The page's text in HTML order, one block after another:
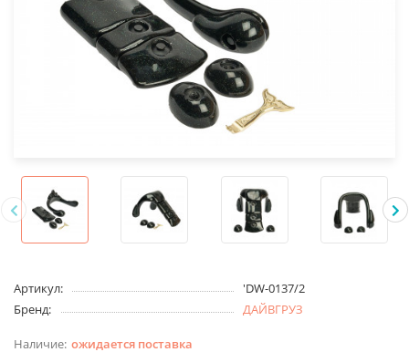
Артикул:
'DW-0137/2
Бренд:
ДАЙВГРУЗ
ожидается поставка